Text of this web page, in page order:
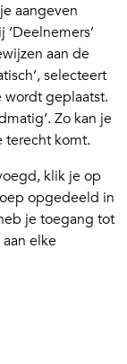
aangeven
aan de
selecteert
wordt geplaatst.
Zo kan je
terecht komt.
klik je op
opgedeeld in
je toegang tot
elke